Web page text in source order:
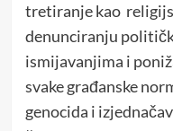
tretiranje kao
denunciranju
ismijavanjima i
svake građanske
genocida i